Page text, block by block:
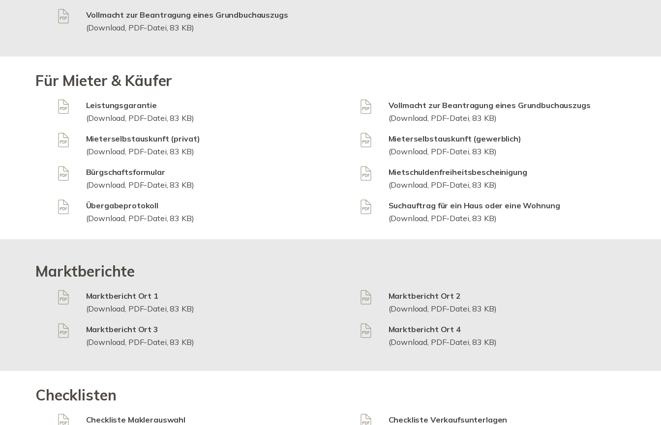
Vollmacht zur Beantragung eines Grundbuchauszugs
(Download, PDF-Datei, 83 KB)
Für Mieter & Käufer
Leistungsgarantie
(Download, PDF-Datei, 83 KB)
Vollmacht zur Beantragung eines Grundbuchauszugs
(Download, PDF-Datei, 83 KB)
Mieterselbstauskunft (privat)
(Download, PDF-Datei, 83 KB)
Mieterselbstauskunft (gewerblich)
(Download, PDF-Datei, 83 KB)
Bürgschaftsformular
(Download, PDF-Datei, 83 KB)
Mietschuldenfreiheitsbescheinigung
(Download, PDF-Datei, 83 KB)
Übergabeprotokoll
(Download, PDF-Datei, 83 KB)
Suchauftrag für ein Haus oder eine Wohnung
(Download, PDF-Datei, 83 KB)
Marktberichte
Marktbericht Ort 1
(Download, PDF-Datei, 83 KB)
Marktbericht Ort 2
(Download, PDF-Datei, 83 KB)
Marktbericht Ort 3
(Download, PDF-Datei, 83 KB)
Marktbericht Ort 4
(Download, PDF-Datei, 83 KB)
Checklisten
Checkliste Maklerauswahl
Checkliste Verkaufsunterlagen